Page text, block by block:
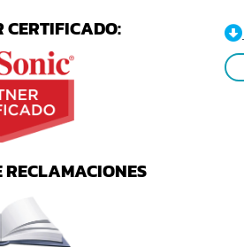
CERTIFICADO:
RECLAMACIONES